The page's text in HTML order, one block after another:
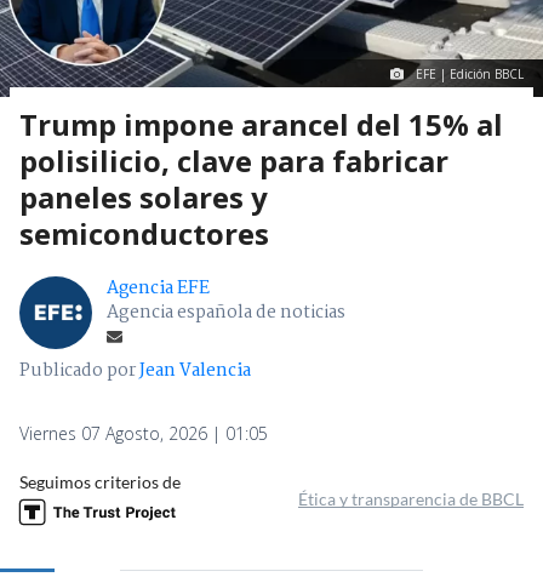
EFE | Edición BBCL
Trump impone arancel del 15% al
polisilicio, clave para fabricar
paneles solares y
semiconductores
Agencia EFE
Agencia española de noticias
Publicado porJean Valencia
Viernes 07 Agosto, 2026 | 01:05
Seguimos criterios de
Ética y transparencia de BBCL